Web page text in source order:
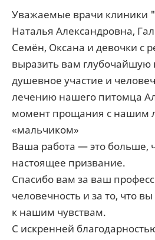
Уважаемые врачи клиники
Наталья Александровна,
Семён, Оксана и девочки с
выразить вам глубочайшую
душевное участие и
лечению нашего питомца
момент прощания с
«мальчиком»
Ваша работа — это больше,
настоящее призвание.
Спасибо вам за ваш
человечность и за то, что
к нашим чувствам.
С искренней